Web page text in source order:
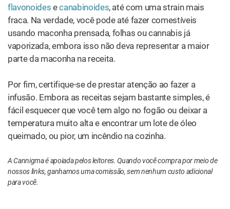
flavonoides ecanabinoides, até com uma strain mais
fraca. Na verdade, você pode até fazer comestíveis
usando maconha prensada, folhas ou cannabis já
vaporizada, embora isso não deva representar a maior
parte da maconha na receita.
Por fim, certifique-se de prestar atenção ao fazer a
infusão. Embora as receitas sejam bastante simples, é
fácil esquecer que você tem algo no fogão ou deixar a
temperatura muito alta e encontrar um lote de óleo
queimado, ou pior, um incêndio na cozinha.
A Cannigma é apoiada pelos leitores. Quando você compra por meio de
nossos links, ganhamos uma comissão, sem nenhum custo adicional
para você.